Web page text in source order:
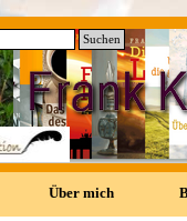
Suchen
Über mich